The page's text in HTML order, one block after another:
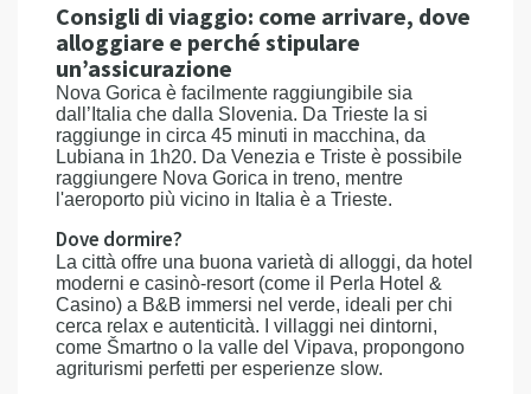
Consigli di viaggio: come arrivare, dove
alloggiare e perché stipulare
un’assicurazione
Nova Gorica è facilmente raggiungibile sia
dall’Italia che dalla Slovenia. Da Trieste la si
raggiunge in circa 45 minuti in macchina, da
Lubiana in 1h20. Da Venezia e Triste è possibile
raggiungere Nova Gorica in treno, mentre
l'aeroporto più vicino in Italia è a Trieste.
Dove dormire?
La città offre una buona varietà di alloggi, da hotel
moderni e casinò-resort (come il Perla Hotel &
Casino) a B&B immersi nel verde, ideali per chi
cerca relax e autenticità. I villaggi nei dintorni,
come Šmartno o la valle del Vipava, propongono
agriturismi perfetti per esperienze slow.